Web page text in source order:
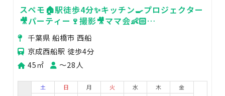
スペモ🏠駅徒歩4分✨キッチン🍳プロジェクター
🎥パーティー🍷撮影🎥ママ会👶🏻
777_SpemoLIVING西船橋
千葉県 船橋市 西船
京成西船駅 徒歩4分
45㎡
〜28人
土
日
月
火
水
木
金